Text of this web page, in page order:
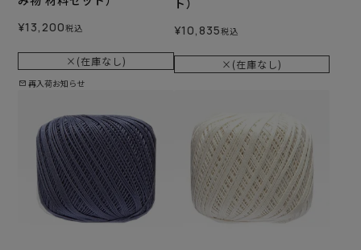
¥13,200税込
×(在庫なし)
再入荷お知らせ
¥10,835税込
×(在庫なし)